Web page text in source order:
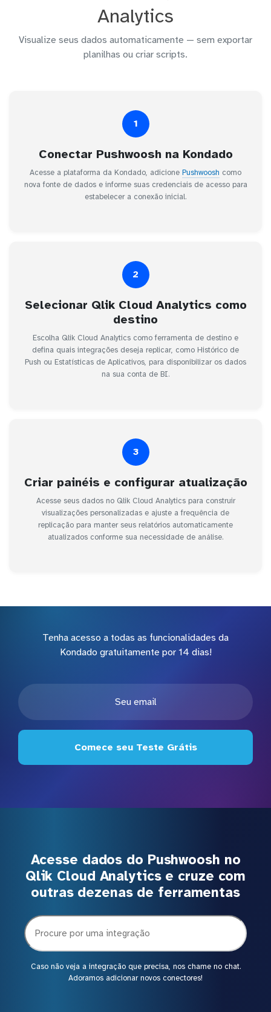
Analytics
Visualize seus dados automaticamente — sem exportar
planilhas ou criar scripts.
1
Conectar Pushwoosh na Kondado
Acesse a plataforma da Kondado, adicione Pushwoosh como
nova fonte de dados e informe suas credenciais de acesso para
estabelecer a conexão inicial.
2
Selecionar Qlik Cloud Analytics como
destino
Escolha Qlik Cloud Analytics como ferramenta de destino e
defina quais integrações deseja replicar, como Histórico de
Push ou Estatísticas de Aplicativos, para disponibilizar os dados
na sua conta de BI.
3
Criar painéis e configurar atualização
Acesse seus dados no Qlik Cloud Analytics para construir
visualizações personalizadas e ajuste a frequência de
replicação para manter seus relatórios automaticamente
atualizados conforme sua necessidade de análise.
Tenha acesso a todas as funcionalidades da
Kondado gratuitamente por 14 dias!
Comece seu Teste Grátis
Acesse dados do Pushwoosh no
Qlik Cloud Analytics e cruze com
outras dezenas de ferramentas
Caso não veja a integração que precisa, nos chame no chat.
Adoramos adicionar novos conectores!